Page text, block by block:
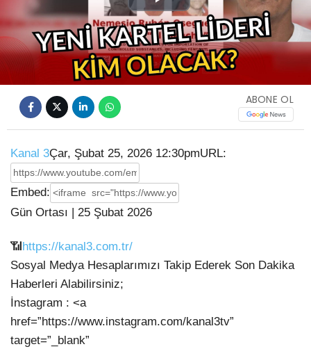
Play
Video
ABONE OL
Kanal 3Çar, Şubat 25, 2026 12:30pmURL:
Embed:
Gün Ortası | 25 Şubat 2026
📶https://kanal3.com.tr/
Sosyal Medya Hesaplarımızı Takip Ederek Son Dakika
Haberleri Alabilirsiniz;
İnstagram : <a
href=”https://www.instagram.com/kanal3tv”
target=”_blank”